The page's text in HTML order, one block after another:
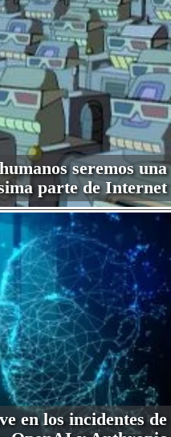
seremos una
parte de Internet
en los incidentes de